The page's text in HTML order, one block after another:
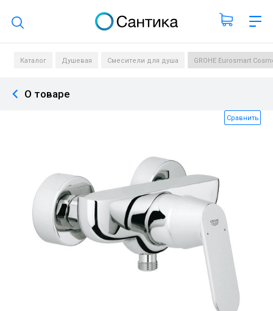
Поиск по каталогу
Каталог Душевая Смесители для душа GROHE Eurosmart
О товаре
Сравнить